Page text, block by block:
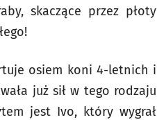
skaczące przez płoty
osiem koni 4-letnich i
już sił w tego rodzaju
jest Ivo, który wygrał